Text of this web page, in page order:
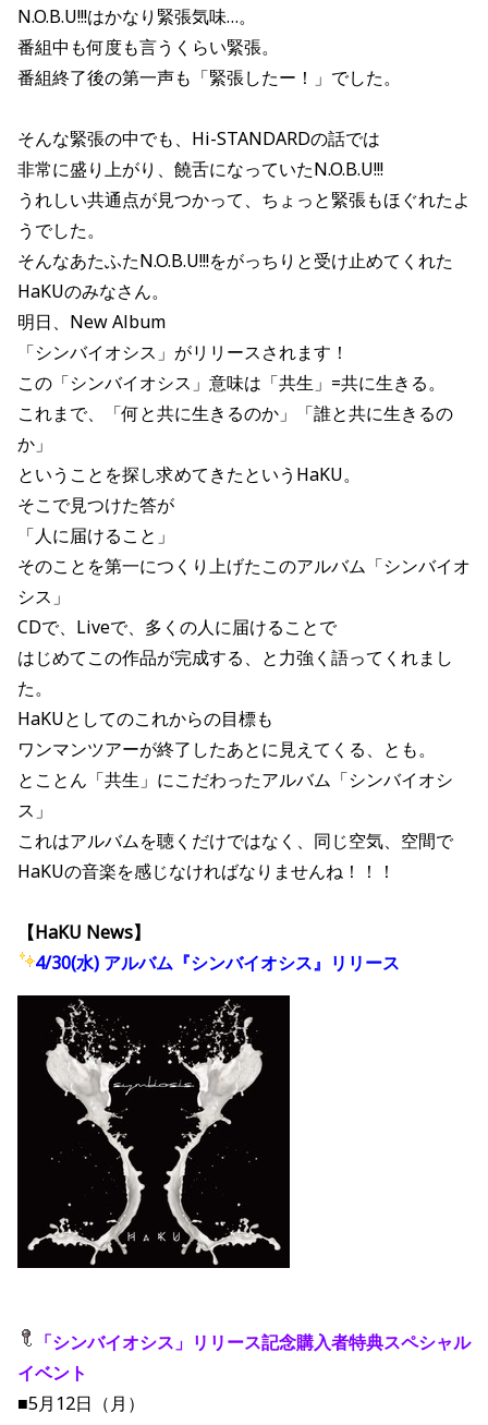
N.O.B.U!!!はかなり緊張気味…。
番組中も何度も言うくらい緊張。
番組終了後の第一声も「緊張したー！」でした。
そんな緊張の中でも、Hi-STANDARDの話では
非常に盛り上がり、饒舌になっていたN.O.B.U!!!
うれしい共通点が見つかって、ちょっと緊張もほぐれたよ
うでした。
そんなあたふたN.O.B.U!!!をがっちりと受け止めてくれた
HaKUのみなさん。
明日、New Album
「シンバイオシス」がリリースされます！
この「シンバイオシス」意味は「共生」=共に生きる。
これまで、「何と共に生きるのか」「誰と共に生きるの
か」
ということを探し求めてきたというHaKU。
そこで見つけた答が
「人に届けること」
そのことを第一につくり上げたこのアルバム「シンバイオ
シス」
CDで、Liveで、多くの人に届けることで
はじめてこの作品が完成する、と力強く語ってくれまし
た。
HaKUとしてのこれからの目標も
ワンマンツアーが終了したあとに見えてくる、とも。
とことん「共生」にこだわったアルバム「シンバイオシ
ス」
これはアルバムを聴くだけではなく、同じ空気、空間で
HaKUの音楽を感じなければなりませんね！！！
【HaKU News】
4/30(水) アルバム『シンバイオシス』リリース
「シンバイオシス」リリース記念購入者特典スペシャル
イベント
■5月12日（月）